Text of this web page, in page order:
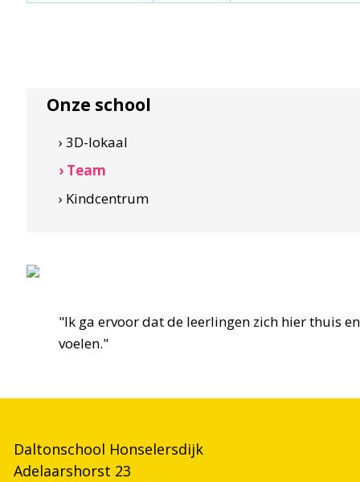
Onze school
› 3D-lokaal
› Team
› Kindcentrum
"Ik ga ervoor dat de leerlingen zich hier thuis
voelen."
Daltonschool Honselersdijk
Adelaarshorst 23